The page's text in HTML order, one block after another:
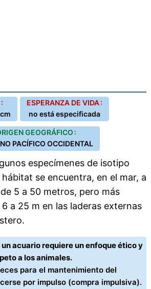
ESPERANZA DE VIDA :
no está especificada
GEOGRÁFICO :
PACÍFICO OCCIDENTAL
especímenes de isotipo
se encuentra, en el mar, a
5 a 50 metros, pero más
a 25 m en las laderas externas
acuario requiere un enfoque ético y
a los animales.
para el mantenimiento del
por impulso (compra impulsiva).